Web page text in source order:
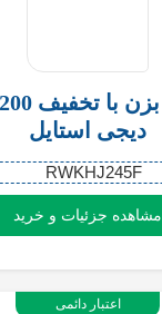
دیجی استایل
RWKHJ245F
مشاهده جزئیات و خرید
اعتبار دائمی